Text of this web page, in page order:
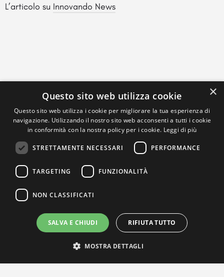
L’articolo su Innovando News
×
Questo sito web utilizza cookie
Questo sito web utilizza i cookie per migliorare la tua esperienza di
navigazione. Utilizzando il nostro sito web acconsenti a tutti i cookie
in conformità con la nostra policy per i cookie. Leggi di più
STRETTAMENTE NECESSARI PERFORMANCE
TARGETING FUNZIONALITÀ
NON CLASSIFICATI
SALVA E CHIUDI RIFIUTA TUTTO
MOSTRA DETTAGLI